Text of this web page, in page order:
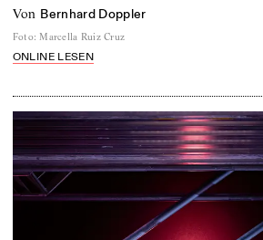
von Bernhard Doppler
Foto: Marcella Ruiz Cruz
ONLINE LESEN